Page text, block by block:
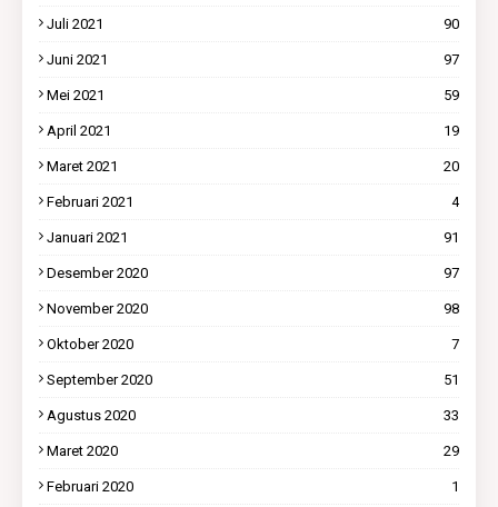
Juli 2021 90
Juni 2021 97
Mei 2021 59
April 2021 19
Maret 2021 20
Februari 2021 4
Januari 2021 91
Desember 2020 97
November 2020 98
Oktober 2020 7
September 2020 51
Agustus 2020 33
Maret 2020 29
Februari 2020 1